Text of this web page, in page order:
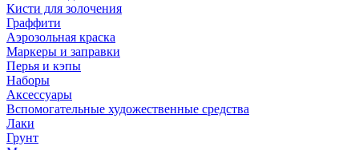
Кисти для золочения
Граффити
Аэрозольная краска
Маркеры и заправки
Перья и кэпы
Наборы
Аксессуары
Вспомогательные художественные средства
Лаки
Грунт